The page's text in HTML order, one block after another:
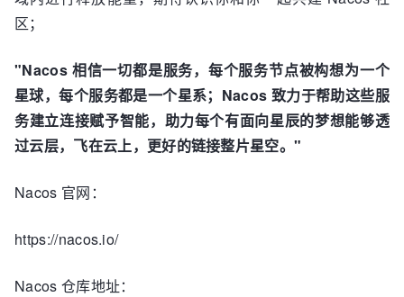
区；
"Nacos 相信一切都是服务，每个服务节点被构想为一个
星球，每个服务都是一个星系；Nacos 致力于帮助这些服
务建立连接赋予智能，助力每个有面向星辰的梦想能够透
过云层，飞在云上，更好的链接整片星空。"
Nacos 官网：
https://nacos.io/
Nacos 仓库地址：